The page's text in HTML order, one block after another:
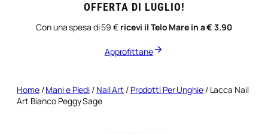
OFFERTA DI LUGLIO!
Con una spesa di 59 € ricevi il Telo Mare in a € 3.90
Approfittane
Home/Mani e Piedi / Nail Art / Prodotti Per Unghie/ Lacca Nail
Art Bianco Peggy Sage